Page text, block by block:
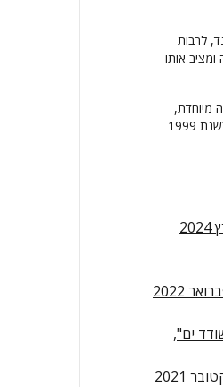
לרבות
אותו
מיוחדת,
ולפיכך הגרסה הזאת היא השלמה והמעודכנת ביותר של הספר, שהופיע בראשונה בספרדית בשנת 1999
2022
ים",
2021